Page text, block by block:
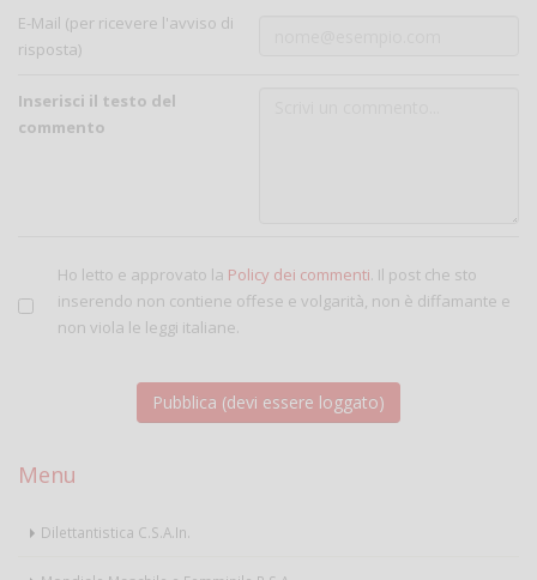
E-Mail (per ricevere l'avviso di
risposta)
Inserisci il testo del
commento
Ho letto e approvato la Policy dei commenti. Il post che sto
inserendo non contiene offese e volgarità, non è diffamante e
non viola le leggi italiane.
Menu
Dilettantistica C.S.A.In.